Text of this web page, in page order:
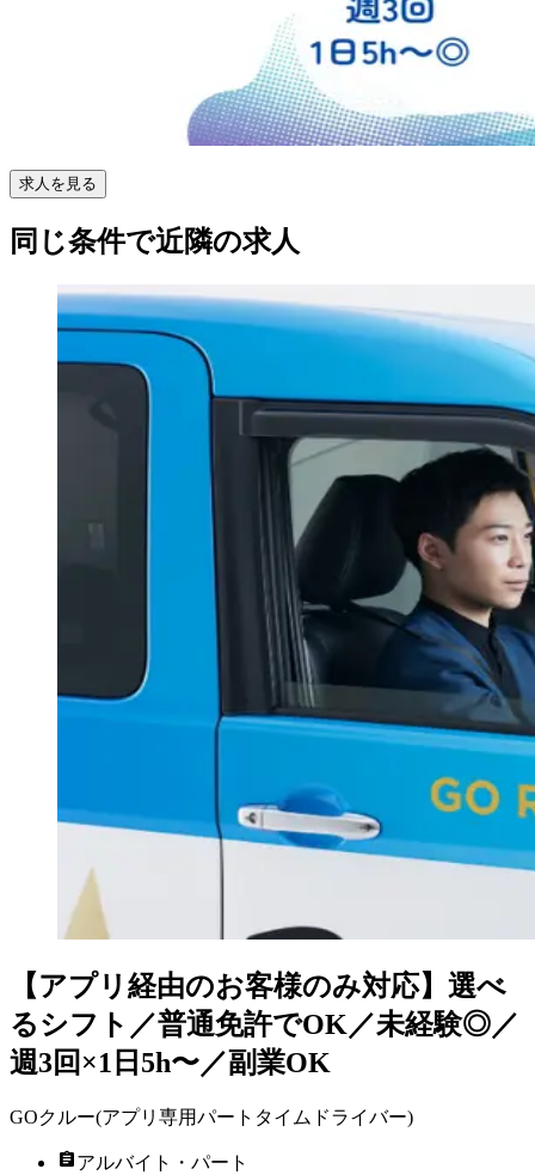
求人を見る
同じ条件で近隣の求人
【アプリ経由のお客様のみ対応】選べ
るシフト／普通免許でOK／未経験◎／
週3回×1日5h〜／副業OK
GOクルー(アプリ専用パートタイムドライバー)
アルバイト・パート